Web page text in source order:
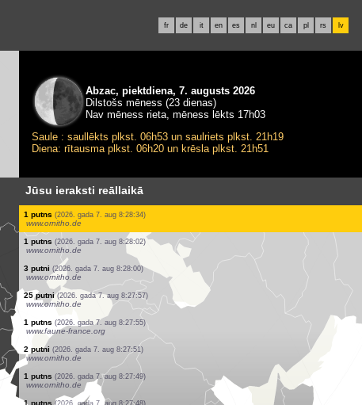
fr de it en es nl eu ca pl rs lv
Abzac, piektdiena, 7. augusts 2026
Dilstošs mēness (23 dienas)
Nav mēness rieta, mēness lēkts 17h03
Saule : saullēkts plkst. 06h53 un saulriets plkst. 21h19
Diena: rītausma plkst. 06h20 un krēsla plkst. 21h51
Jūsu ieraksti reāllaikā
2 putni (2026. gada 7. aug 8:29:17)
www.ornitho.at
2 putni (2026. gada 7. aug 8:29:17)
www.ornitho.at
3 putni (2026. gada 7. aug 8:29:17)
www.ornitho.at
5 putni (2026. gada 7. aug 8:29:17)
www.ornitho.at
2 putni (2026. gada 7. aug 8:29:03)
www.faune-france.org
1 putns (2026. gada 7. aug 8:29:01)
www.ornitho.it
3 putni (2026. gada 7. aug 8:28:56)
www.ornitho.it
1 putns